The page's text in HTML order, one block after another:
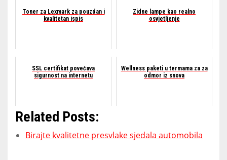
Toner za Lexmark za pouzdan i
kvalitetan ispis
Zidne lampe kao realno
osvjetljenje
SSL certifikat povećava
sigurnost na internetu
Wellness paketi u termama za za
odmor iz snova
Related Posts:
Birajte kvalitetne presvlake sjedala automobila